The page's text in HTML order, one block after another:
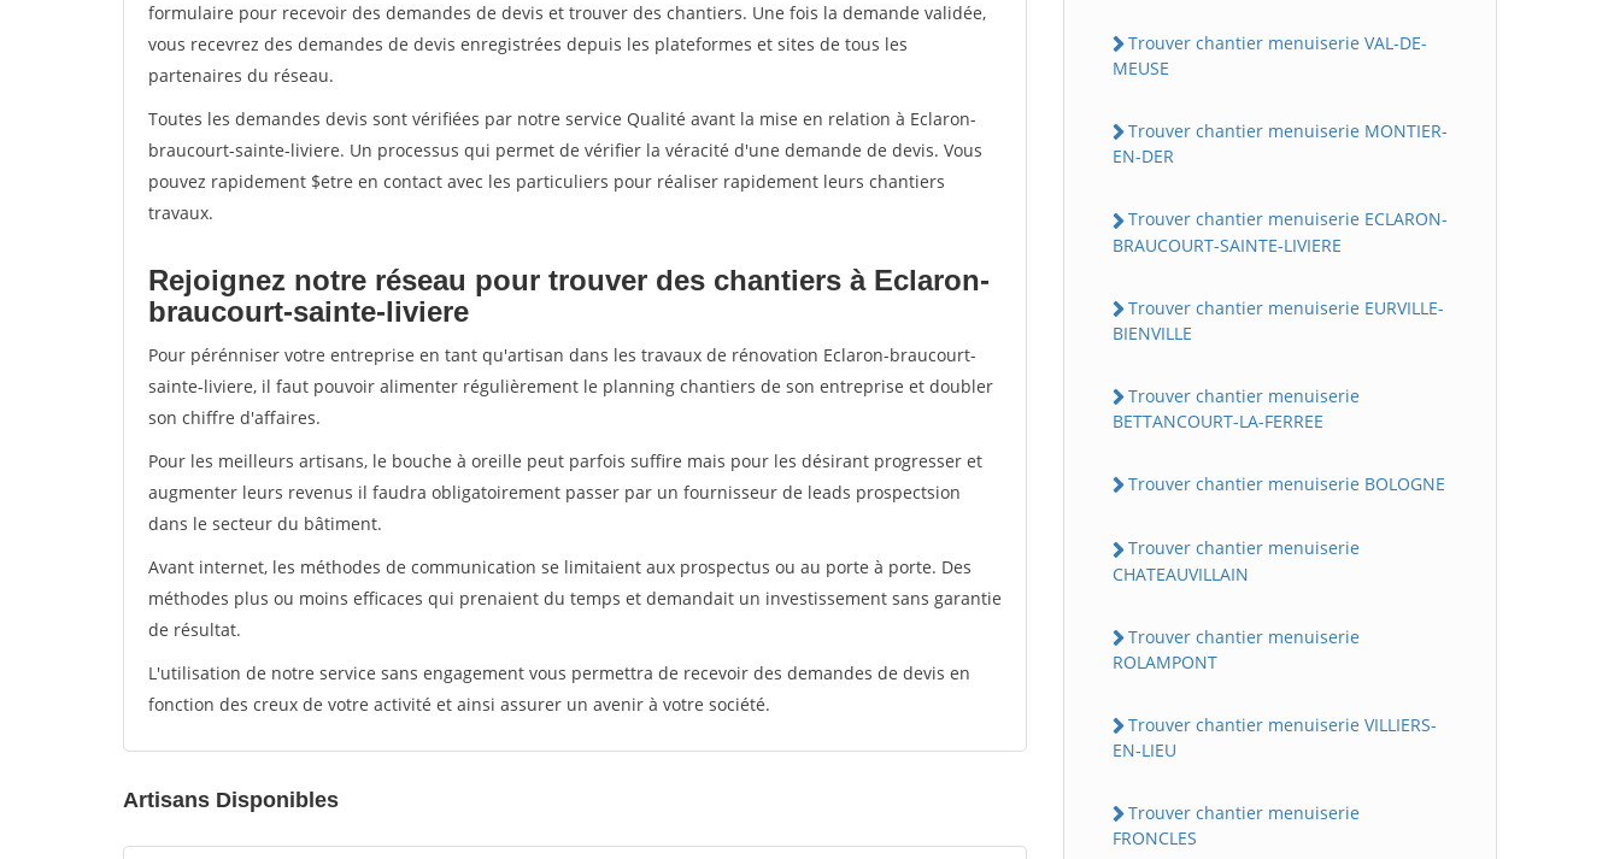
formulaire pour recevoir des demandes de devis et trouver des chantiers. Une fois la demande validée,
vous recevrez des demandes de devis enregistrées depuis les plateformes et sites de tous les
partenaires du réseau.
Toutes les demandes devis sont vérifiées par notre service Qualité avant la mise en relation à Eclaron-
braucourt-sainte-liviere. Un processus qui permet de vérifier la véracité d'une demande de devis. Vous
pouvez rapidement $etre en contact avec les particuliers pour réaliser rapidement leurs chantiers
travaux.
Rejoignez notre réseau pour trouver des chantiers à Eclaron-
braucourt-sainte-liviere
Pour pérénniser votre entreprise en tant qu'artisan dans les travaux de rénovation Eclaron-braucourt-
sainte-liviere, il faut pouvoir alimenter régulièrement le planning chantiers de son entreprise et doubler
son chiffre d'affaires.
Pour les meilleurs artisans, le bouche à oreille peut parfois suffire mais pour les désirant progresser et
augmenter leurs revenus il faudra obligatoirement passer par un fournisseur de leads prospectsion
dans le secteur du bâtiment.
Avant internet, les méthodes de communication se limitaient aux prospectus ou au porte à porte. Des
méthodes plus ou moins efficaces qui prenaient du temps et demandait un investissement sans garantie
de résultat.
L'utilisation de notre service sans engagement vous permettra de recevoir des demandes de devis en
fonction des creux de votre activité et ainsi assurer un avenir à votre société.
Artisans Disponibles
Trouver chantier menuiserie VAL-DE-
MEUSE
Trouver chantier menuiserie MONTIER-
EN-DER
Trouver chantier menuiserie ECLARON-
BRAUCOURT-SAINTE-LIVIERE
Trouver chantier menuiserie EURVILLE-
BIENVILLE
Trouver chantier menuiserie
BETTANCOURT-LA-FERREE
Trouver chantier menuiserie BOLOGNE
Trouver chantier menuiserie
CHATEAUVILLAIN
Trouver chantier menuiserie
ROLAMPONT
Trouver chantier menuiserie VILLIERS-
EN-LIEU
Trouver chantier menuiserie
FRONCLES